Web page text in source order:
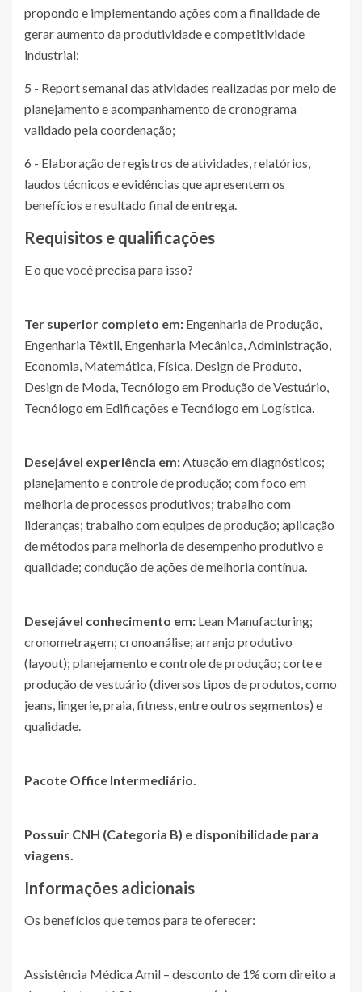
propondo e implementando ações com a finalidade de
gerar aumento da produtividade e competitividade
industrial;
5 - Report semanal das atividades realizadas por meio de
planejamento e acompanhamento de cronograma
validado pela coordenação;
6 - Elaboração de registros de atividades, relatórios,
laudos técnicos e evidências que apresentem os
benefícios e resultado final de entrega.
Requisitos e qualificações
E o que você precisa para isso?
Ter superior completo em: Engenharia de Produção,
Engenharia Têxtil, Engenharia Mecânica, Administração,
Economia, Matemática, Física, Design de Produto,
Design de Moda, Tecnólogo em Produção de Vestuário,
Tecnólogo em Edificações e Tecnólogo em Logística.
Desejável experiência em:Atuação em diagnósticos;
planejamento e controle de produção; com foco em
melhoria de processos produtivos; trabalho com
lideranças; trabalho com equipes de produção; aplicação
de métodos para melhoria de desempenho produtivo e
qualidade; condução de ações de melhoria contínua.
Desejável conhecimento em: Lean Manufacturing;
cronometragem; cronoanálise; arranjo produtivo
(layout); planejamento e controle de produção; corte e
produção de vestuário (diversos tipos de produtos, como
jeans, lingerie, praia, fitness, entre outros segmentos) e
qualidade.
Pacote Office Intermediário.
Possuir CNH (Categoria B) e disponibilidade para
viagens.
Informações adicionais
Os benefícios que temos para te oferecer:
Assistência Médica Amil – desconto de 1% com direito a